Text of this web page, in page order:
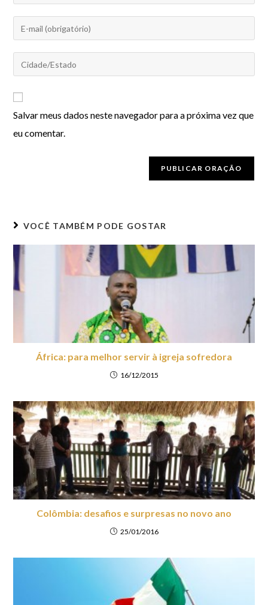
Salvar meus dados neste navegador para a próxima vez que
eu comentar.
VOCÊ TAMBÉM PODE GOSTAR
África: para melhor servir à igreja sofredora
16/12/2015
Colômbia: desafios e surpresas no novo ano
25/01/2016